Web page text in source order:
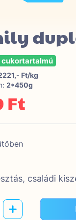
cukortartalmú
Ft/kg
2*450g
Ft
családi